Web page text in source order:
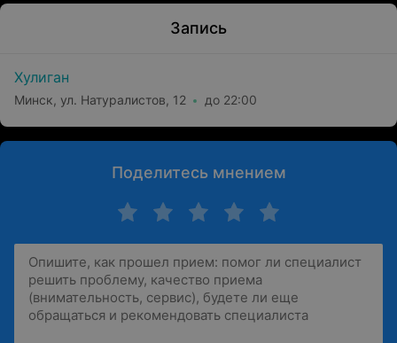
Запись
Хулиган
Минск, ул. Натуралистов, 12 до 22:00
Поделитесь мнением